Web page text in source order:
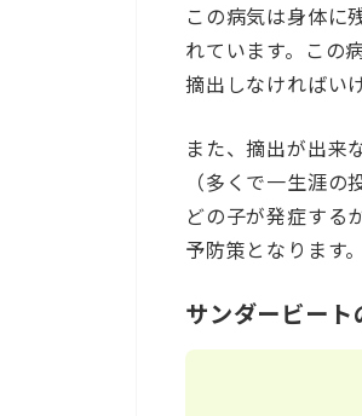
この病気は身体に
れています。この
摘出しなければい
また、摘出が出来
（多くで一生涯の
どの子が発症する
予防策となります。
サンダービー